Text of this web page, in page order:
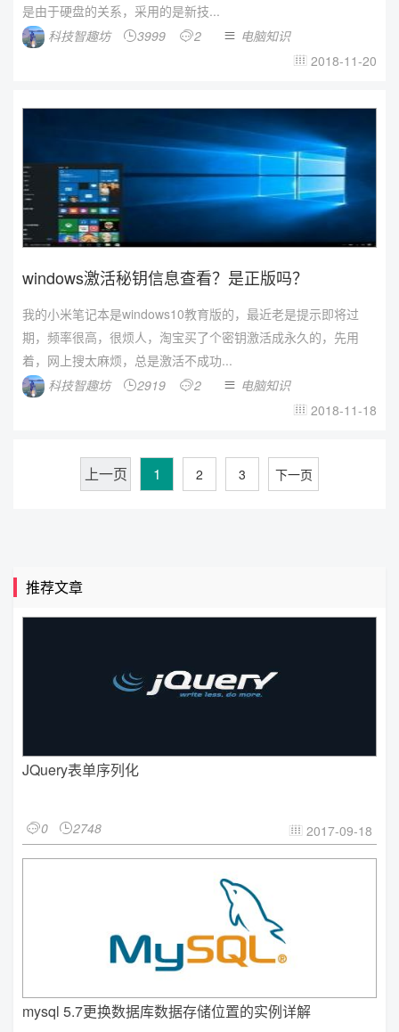
是由于硬盘的关系，采用的是新技...
科技智趣坊
3999 2  电脑知识
 2018-11-20
windows激活秘钥信息查看？是正版吗？
我的小米笔记本是windows10教育版的，最近老是提示即将过
期，频率很高，很烦人，淘宝买了个密钥激活成永久的，先用
着，网上搜太麻烦，总是激活不成功...
科技智趣坊
2919 2  电脑知识
 2018-11-18
上一页 1 2 3 下一页
推荐文章
JQuery表单序列化
0 2748  2017-09-18
mysql 5.7更换数据库数据存储位置的实例详解